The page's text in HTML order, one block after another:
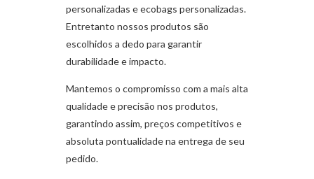
personalizadas e ecobags personalizadas.
Entretanto nossos produtos são
escolhidos a dedo para garantir
durabilidade e impacto.
Mantemos o compromisso com a mais alta
qualidade e precisão nos produtos,
garantindo assim, preços competitivos e
absoluta pontualidade na entrega de seu
pedido.